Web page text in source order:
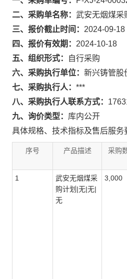
二、采购单名称： 武安无烟煤采
三、报价截止时间： 2024-09-18
四、报价有效期： 2024-10-18
五、组织形式：
自行采购
六、采购执行单位： 新兴铸管股
七、采购执行人： ***
八、采购执行人联系方式：
九、询价类型： 库内公开
具体规格、技术指标及售后服务
序号 产品描述 采购
1
武安无烟煤采
购计划|无|无|
无
3,000